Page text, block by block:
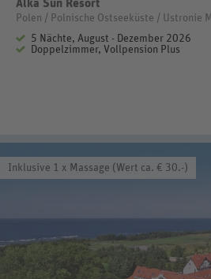
Alka Sun Resort
Polen / Polnische Ostseeküste / Ustronie
5 Nächte, August - Dezember 2026
Doppelzimmer, Vollpension Plus
Inklusive 1 x Massage (Wert ca. € 30.-)